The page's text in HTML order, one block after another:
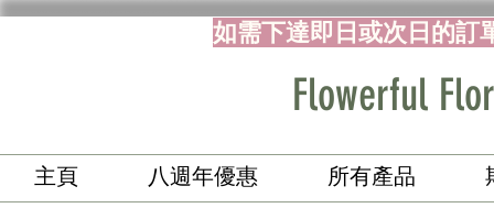
如需下達即日或次日的訂
Flowerful
主頁 八週年優惠 所有產品